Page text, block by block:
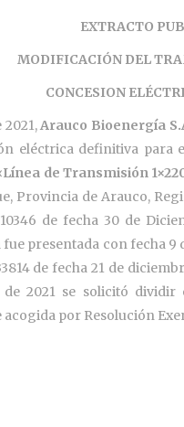
EXTRACTO
MODIFICACIÓN DEL
CONCESION
Arauco Bioenergía
eléctrica definitiva para
de Transmisión
Provincia de Arauco,
de fecha 30 de
presentada con fecha 9
de fecha 21 de
2021 se solicitó
por Resolución